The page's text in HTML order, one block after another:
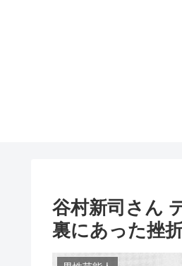
谷村新司さん
裏にあった挫